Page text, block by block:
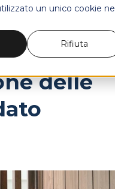
un unico cookie
Rifiuta
delle